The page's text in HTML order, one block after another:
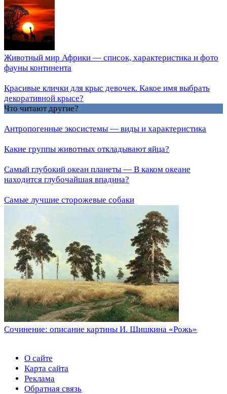
Животный мир Африки — список, характеристика и фото
фауны континента
Красивые клички для крыс девочек. Какое имя выбрать
декоративной крысе?
Что читают другие?
Антропогенные экосистемы — виды и характеристика
Какие группы животных откладывают яйца?
Самый глубокий океан планеты — В каком океане
находится глубочайшая впадина?
Самые лучшие сторожевые собаки
Сочинение: описание картины И. Шишкина «Рожь»
О сайте
Карта сайта
Реклама
Обратная связь